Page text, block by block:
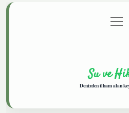
Gizlilik aç
Su ve
Denizden ilham alan